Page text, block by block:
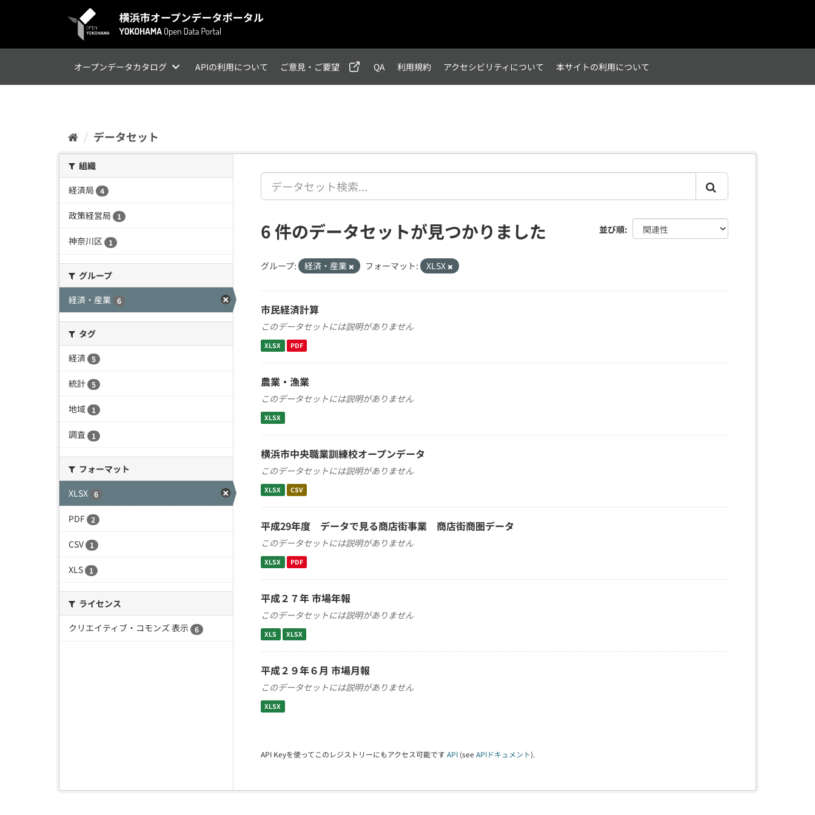
オープンデータカタログ APIの利用について ご意見・ご要望 QA 利用規約 アクセシビリティについて 本サイトの利用について
データセット
組織
経済局
4
政策経営局 1
神奈川区 1
グループ
経済・産業
6
タグ
経済 5
統計 5
地域 1
調査 1
フォーマット
XLSX 6
PDF 2
CSV 1
XLS 1
ライセンス
クリエイティブ・コモンズ 表示 6
並び順
6 件のデータセットが見つかりました
グループ: 経済・産業 フォーマット: XLSX
市民経済計算
このデータセットには説明がありません
XLSX PDF
農業・漁業
このデータセットには説明がありません
XLSX
横浜市中央職業訓練校オープンデータ
このデータセットには説明がありません
XLSX CSV
平成29年度 データで見る商店街事業 商店街商圏データ
このデータセットには説明がありません
XLSX PDF
平成２７年 市場年報
このデータセットには説明がありません
XLS XLSX
平成２９年６月 市場月報
このデータセットには説明がありません
XLSX
API Keyを使ってこのレジストリーにもアクセス可能です API (see APIドキュメント).